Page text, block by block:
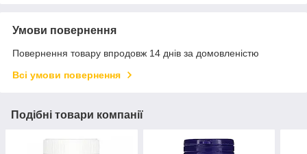
Умови повернення
Повернення товару впродовж 14 днів за домовленістю
Всі умови повернення
Подібні товари компанії